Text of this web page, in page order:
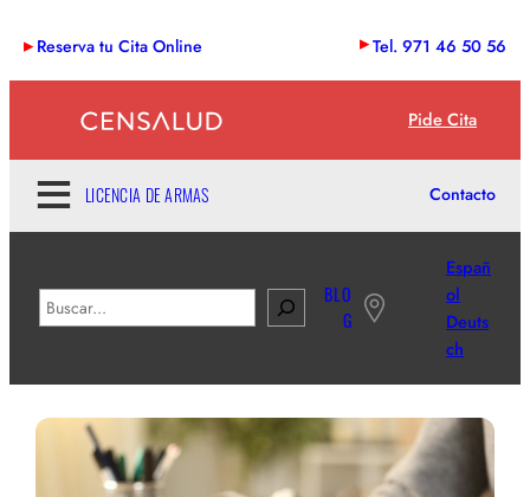
contenido
Reserva tu Cita Online Tel. 971 46 50 56
Pide Cita
LICENCIA DE ARMAS Contacto
u
r
BLO
G
Españ
ol
Deuts
ch